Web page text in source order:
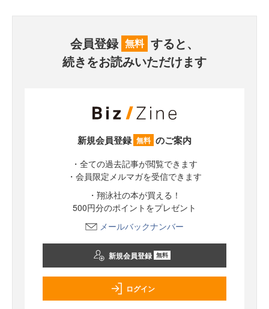
会員登録 無料 すると、
続きをお読みいただけます
新規会員登録 無料 のご案内
・全ての過去記事が閲覧できます
・会員限定メルマガを受信できます
・翔泳社の本が買える！
500円分のポイントをプレゼント
メールバックナンバー
新規会員登録 無料
ログイン